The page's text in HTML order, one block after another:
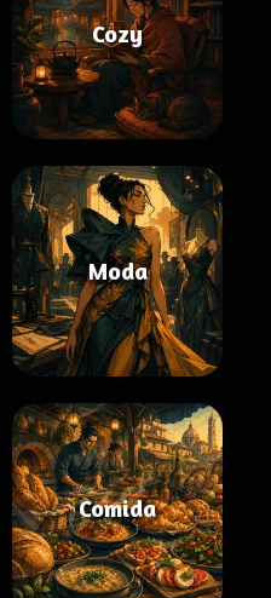
Cozy
Moda
Comida